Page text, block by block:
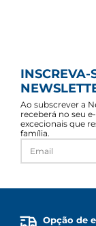
INSCREVA-
Ao subscrever a
receberá no seu
excecionais que
família.
Opção de